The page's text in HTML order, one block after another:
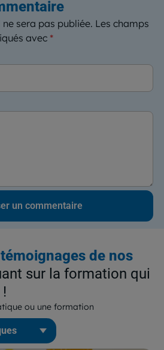
sera pas publiée. Les champs
avec *
témoignages de nos
sur la formation qui
ou une formation